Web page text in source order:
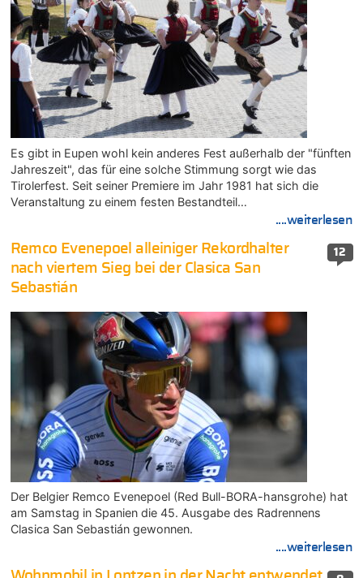
Es gibt in Eupen wohl kein anderes Fest außerhalb der "fünften
Jahreszeit", das für eine solche Stimmung sorgt wie das
Tirolerfest. Seit seiner Premiere im Jahr 1981 hat sich die
Veranstaltung zu einem festen Bestandteil…
....weiterlesen
12
Remco Evenepoel alleiniger Rekordhalter
nach viertem Sieg bei der Clasica San
Sebastián
Der Belgier Remco Evenepoel (Red Bull-BORA-hansgrohe) hat
am Samstag in Spanien die 45. Ausgabe des Radrennens
Clasica San Sebastián gewonnen.
....weiterlesen